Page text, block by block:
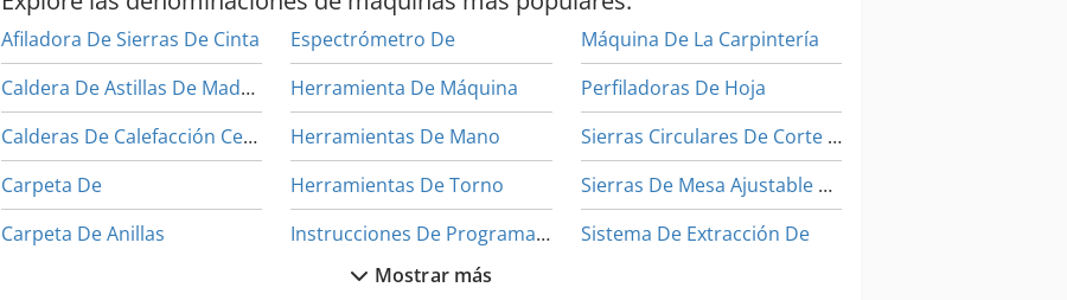
Afiladora De Sierras De Cinta
Caldera De Astillas De Madera
Calderas De Calefacción Central
Carpeta De
Carpeta De Anillas
Espectrómetro De
Herramienta De Máquina
Herramientas De Mano
Herramientas De Torno
Instrucciones De Programación
Máquina De La Carpintería
Perfiladoras De Hoja
Sierras Circulares De Corte De Metales
Sierras De Mesa Ajustable En Altura
Sistema De Extracción De
Mostrar más